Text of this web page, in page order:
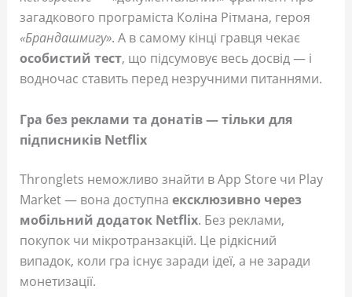
загадкового програміста Коліна Рітмана, героя
«Брандашмигу». А в самому кінці гравця чекає
особистий тест, що підсумовує весь досвід — і
водночас ставить перед незручними питаннями.
Гра без реклами та донатів — тільки для
підписників Netflix
Thronglets неможливо знайти в App Store чи Play
Market — вона доступна ексклюзивно через
мобільний додаток Netflix. Без реклами,
покупок чи мікротранзакцій. Це рідкісний
випадок, коли гра існує заради ідеї, а не заради
монетизації.